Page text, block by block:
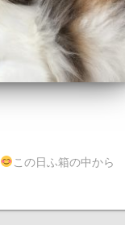
この日ふ箱の中から